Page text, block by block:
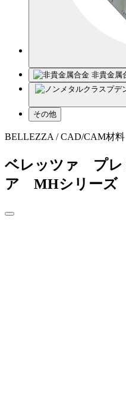
非貴金属
その他
BELLEZZA / CAD/CAM材料
ベレッツァ プ
ア MHシリーズ